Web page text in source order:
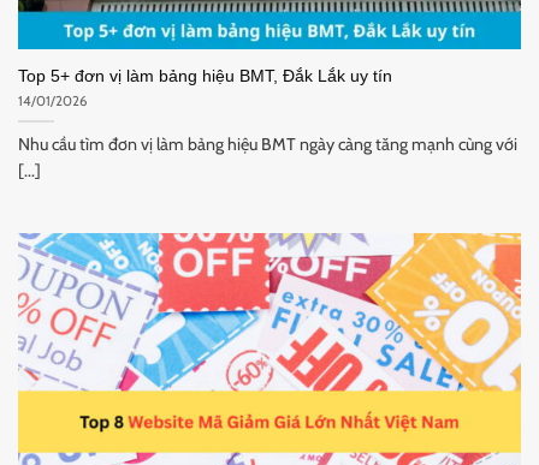
Top 5+ đơn vị làm bảng hiệu BMT, Đắk Lắk uy tín
14/01/2026
Nhu cầu tìm đơn vị làm bảng hiệu BMT ngày càng tăng mạnh cùng với
[...]